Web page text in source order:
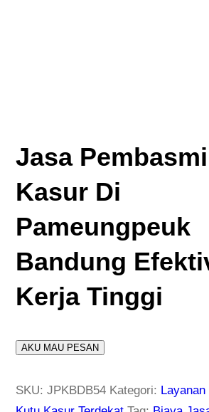
Jasa
Kasur Di
Pameungpeuk
Bandung
Kerja Tinggi
AKU MAU PESAN
SKU:JPKBDB54 Kategori: